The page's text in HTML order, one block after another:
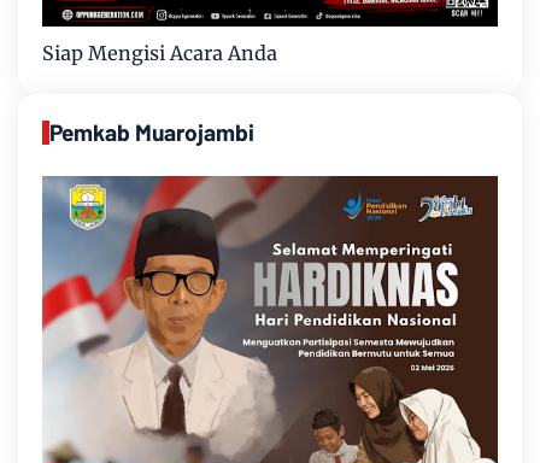
Siap Mengisi Acara Anda
Pemkab Muarojambi